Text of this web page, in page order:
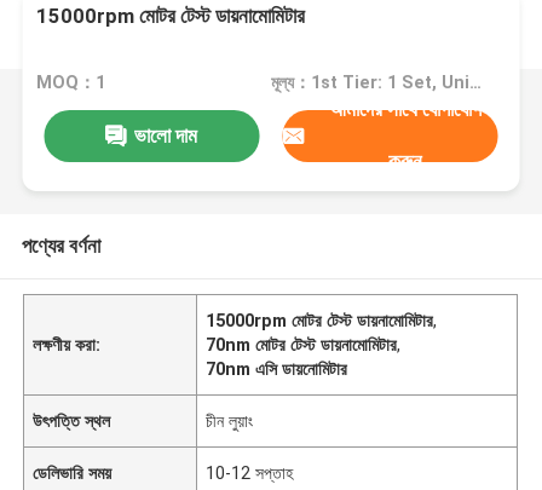
15000rpm মোটর টেস্ট ডায়নামোমিটার
MOQ：1 মূল্য：1st Tier: 1 Set, Unit Price USD 3.00 2nd Tier: 2-5 Sets, Unit Price USD 2.00 3rd Tier: Over 5 Sets, Unit Price USD 1.00
ভালো দাম
আমাদের সাথে যোগাযোগ
করুন
পণ্যের বর্ণনা
লক্ষণীয় করা:
15000rpm মোটর টেস্ট ডায়নামোমিটার,
70nm মোটর টেস্ট ডায়নামোমিটার,
70nm এসি ডায়নোমিটার
উৎপত্তি স্থল চীন লুয়াং
ডেলিভারি সময় 10-12 সপ্তাহ